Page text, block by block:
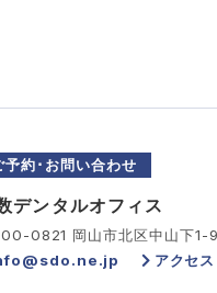
予約･お問い合わせ
デンタルオフィス
0821 岡山市北区中山下1-
アクセ